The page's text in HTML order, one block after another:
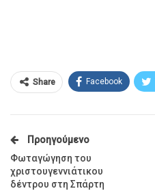
Share Facebook
Προηγούμενο
Φωταγώγηση του
χριστουγεννιάτικου
δέντρου στη Σπάρτη